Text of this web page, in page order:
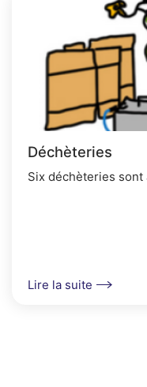
Déchèteries
Six déchèteries
Lire la suite